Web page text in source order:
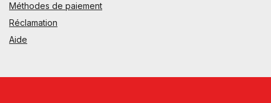
Méthodes de paiement
Réclamation
Aide